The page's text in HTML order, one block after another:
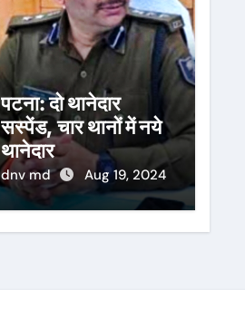
पटना: दो थानेदार
सस्पेंड, चार थानों में नये
थानेदार
dnv md Aug 19, 2024